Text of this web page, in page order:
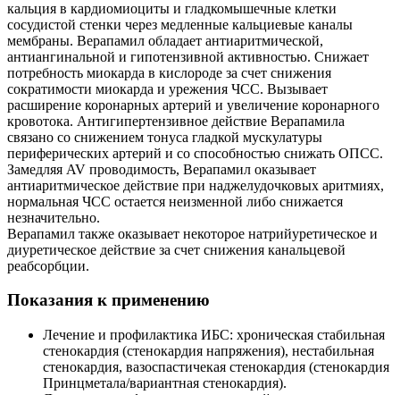
кальция в кардиомиоциты и гладкомышечные клетки
сосудистой стенки через медленные кальциевые каналы
мембраны. Верапамил обладает антиаритмической,
антиангинальной и гипотензивной активностью. Снижает
потребность миокарда в кислороде за счет снижения
сократимости миокарда и урежения ЧСС. Вызывает
расширение коронарных артерий и увеличение коронарного
кровотока. Антигипертензивное действие Верапамила
связано со снижением тонуса гладкой мускулатуры
периферических артерий и со способностью снижать ОПСС.
Замедляя AV проводимость, Верапамил оказывает
антиаритмическое действие при наджелудочковых аритмиях,
нормальная ЧСС остается неизменной либо снижается
незначительно.
Верапамил также оказывает некоторое натрийуретическое и
диуретическое действие за счет снижения канальцевой
реабсорбции.
Показания к применению
Лечение и профилактика ИБС: хроническая стабильная
стенокардия (стенокардия напряжения), нестабильная
стенокардия, вазоспастичекая стенокардия (стенокардия
Принцметала/вариантная стенокардия).